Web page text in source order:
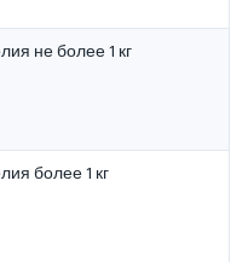
не более 1 кг
более 1 кг